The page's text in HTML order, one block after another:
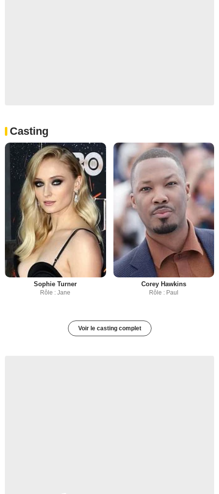
Casting
Sophie Turner
Rôle : Jane
Corey Hawkins
Rôle : Paul
Voir le casting complet